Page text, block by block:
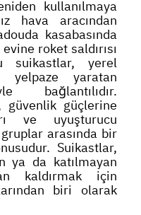
kullanılmaya
hava aracından
kasabasında
roket saldırısı
suikastlar, yerel
yaratan
bağlantılıdır.
güçlerine
ve uyuşturucu
arasında bir
Suikastlar,
ya da katılmayan
kaldırmak için
biri olarak